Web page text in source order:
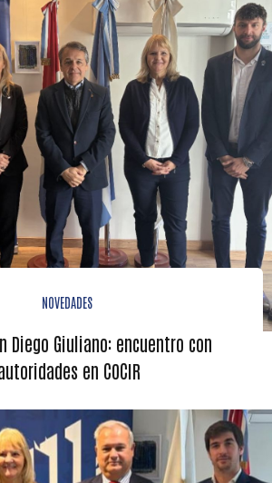
NOVEDADES
Diego Giuliano: encuentro con
en COCIR